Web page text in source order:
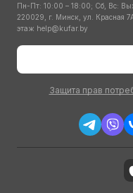
Пн-Пт: 10:00 – 18:00; Сб, Вс:
220029, г. Минск, ул. Красная
этаж help@kufar.by
Защита прав